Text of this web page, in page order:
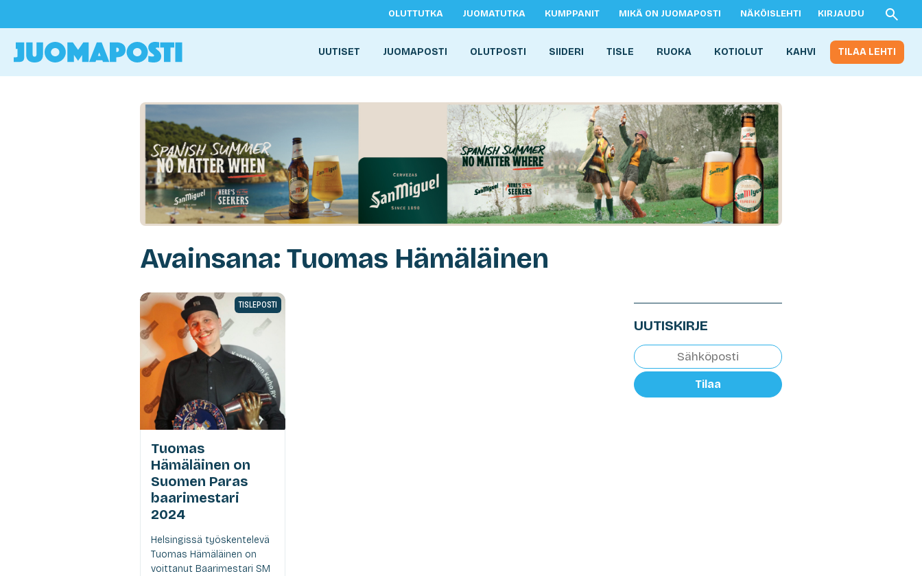
OLUTTUTKA JUOMATUTKA KUMPPANIT MIKÄ ON JUOMAPOSTI NÄKÖISLEHTI KIRJAUDU
UUTISET JUOMAPOSTI OLUTPOSTI SIIDERI TISLE RUOKA KOTIOLUT KAHVI TILAA LEHTI
Avainsana: Tuomas Hämäläinen
TISLEPOSTI
Tuomas
Hämäläinen on
Suomen Paras
baarimestari
2024
Helsingissä työskentelevä
Tuomas Hämäläinen on
voittanut Baarimestari SM
UUTISKIRJE
Tilaa